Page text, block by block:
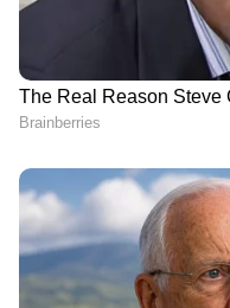
വൈറ്റ് ബോള്‍